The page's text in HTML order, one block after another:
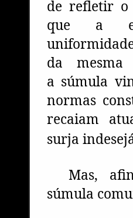
de refletir o
que a
da
a súmula
normas
recaiam
surja
Mas,
súmula